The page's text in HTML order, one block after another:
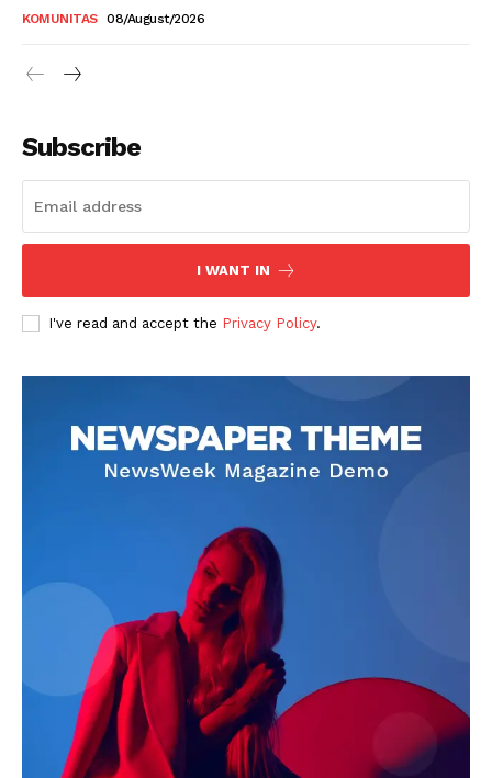
KOMUNITAS 08/August/2026
Subscribe
I WANT IN
I've read and accept the Privacy Policy.